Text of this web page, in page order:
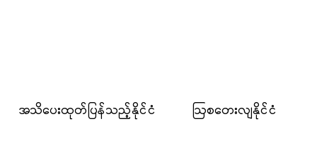
အသိပေးထုတ်ပြန်သည့်နိုင်ငံ ဩစတေးလျနိုင်ငံ